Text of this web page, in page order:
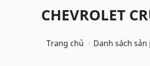
CHEVROLET
Trang chủ Danh sách sản